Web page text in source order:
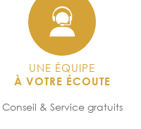
UNE ÉQUIPE
À VOTRE ÉCOUTE
Conseil & Service gratuits